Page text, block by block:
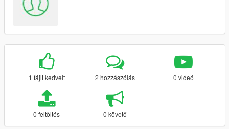
1 fájlt kedvelt 2 hozzászólás 0 videó
0 feltöltés 0 követő